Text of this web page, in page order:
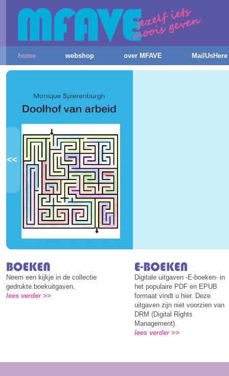
home webshop over MFAVE MailUsHere
Neem een kijkje in de collectie
gedrukte boekuitgaven.
lees verder >>
Digitale uitgaven -E-boeken- in
het populaire PDF en EPUB
formaat vindt u hier. Deze
uitgaven zijn niet voorzien van
DRM (Digital Rights
Management).
lees verder >>